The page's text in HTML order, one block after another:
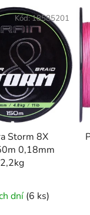
Storm 8X
0,18mm
dní (6 ks)
Kód:18585201